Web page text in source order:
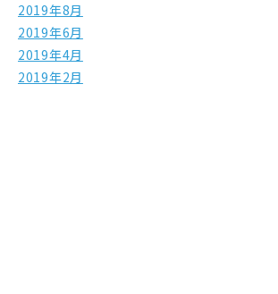
2019年8月
2019年6月
2019年4月
2019年2月